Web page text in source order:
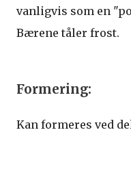
vanligvis som en
Bærene tåler frost.
Formering:
Kan formeres ved